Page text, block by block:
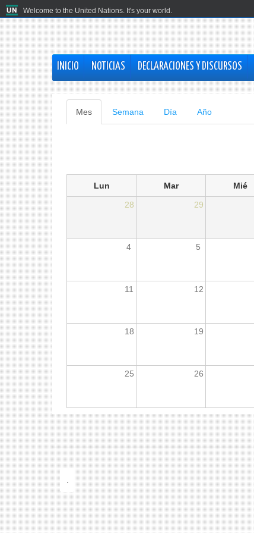
Welcome to the United Nations. It's your world.
INICIO NOTICIAS DECLARACIONES Y DISCURSOS
Solapas
principales
Mes (solapa
activa)
Semana Día Año
Lun Mar Mié
28
29
4 5
11 12
18 19
25 26